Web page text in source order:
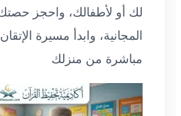
لك أو لأطفالك، واحجز حصتك
المجانية، وابدأ مسيرة
مباشرة من منزلك